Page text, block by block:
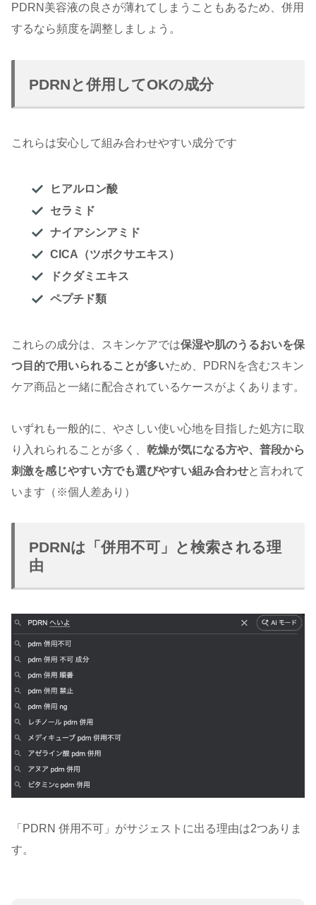
PDRN美容液の良さが薄れてしまうこともあるため、併用
するなら頻度を調整しましょう。
PDRNと併用してOKの成分
これらは安心して組み合わせやすい成分です
ヒアルロン酸
セラミド
ナイアシンアミド
CICA（ツボクサエキス）
ドクダミエキス
ペプチド類
これらの成分は、スキンケアでは保湿や肌のうるおいを保
つ目的で用いられることが多いため、PDRNを含むスキン
ケア商品と一緒に配合されているケースがよくあります。
いずれも一般的に、やさしい使い心地を目指した処方に取
り入れられることが多く、 乾燥が気になる方や、普段から
刺激を感じやすい方でも選びやすい組み合わせと言われて
います（※個人差あり）
PDRNは「併用不可」と検索される理
由
「PDRN 併用不可」がサジェストに出る理由は2つありま
す。